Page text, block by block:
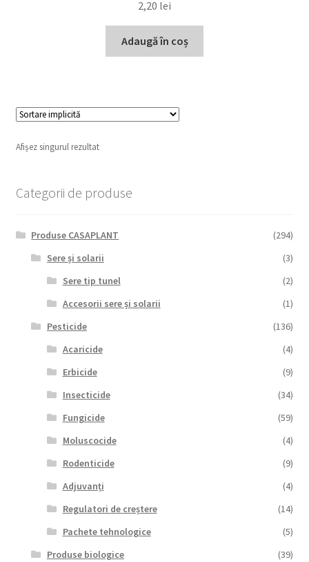
2,20 lei
Adaugă în coș
Afișez singurul rezultat
Categorii de produse
Produse CASAPLANT
(294)
Sere și solarii
(3)
Sere tip tunel
(2)
Accesorii sere și solarii
(1)
Pesticide
(136)
Acaricide
(4)
Erbicide
(9)
Insecticide
(34)
Fungicide
(59)
Moluscocide
(4)
Rodenticide
(9)
Adjuvanți
(4)
Regulatori de creștere
(14)
Pachete tehnologice
(5)
Produse biologice
(39)